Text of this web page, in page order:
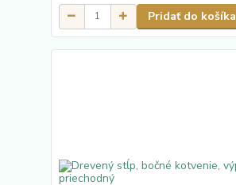
Pridať do košíka